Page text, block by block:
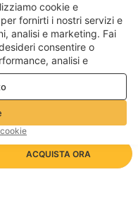
ACQUISTA ORA
Italy
sui cookie
cookie e
fornirti i nostri servizi e
analisi e marketing. Fai
consentire o
analisi e
la nostraPolitica